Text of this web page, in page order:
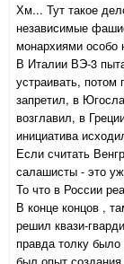
Хм... Тут такое
независимые
монархиями особо
В Италии ВЭ-3
устраивать, потом
запретил, в
возглавил, в
инициатива
Если считать
салашисты - это
То что в России
В конце концов ,
решил квази-
правда толку